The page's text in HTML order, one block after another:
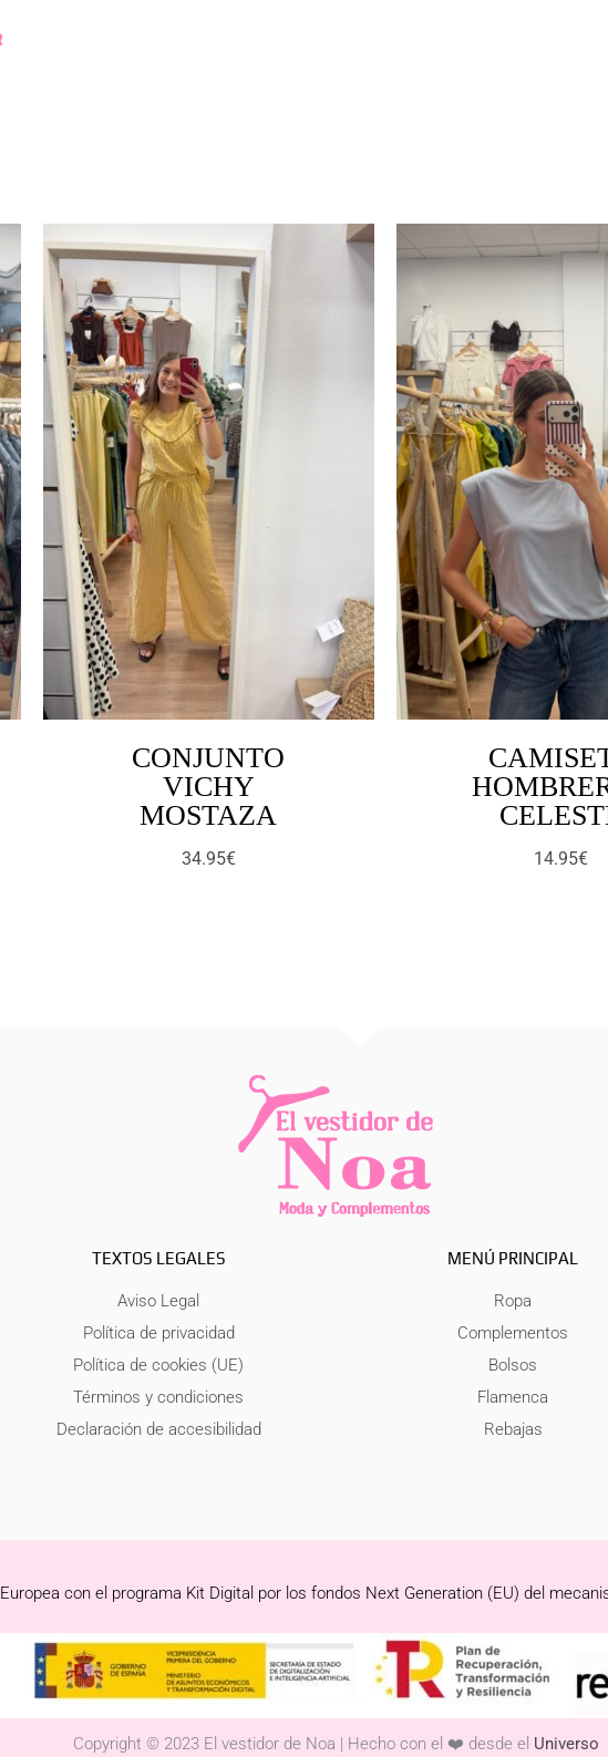
CONJUNTO
VICHY
MOSTAZA
34.95€ 14.95€
TEXTOS LEGALES
Aviso Legal
Política de privacidad
Política de cookies (UE)
Términos y condiciones
Declaración de accesibilidad
MENÚ PRINCIPAL
Ropa
Complementos
Bolsos
Flamenca
Rebajas
con el programa Kit Digital por los fondos Next Generation (EU) del
Copyright © 2023 El vestidor de Noa | Hecho con el ❤️ desde el Universo